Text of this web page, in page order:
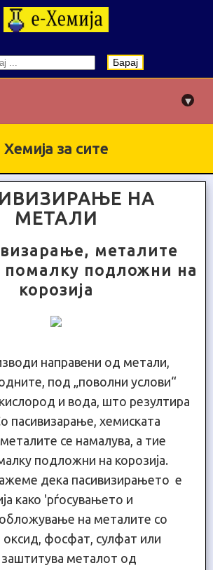
Барај
▾
Хемија за сите
НА
МЕТАЛИ
металите
помалку подложни на
корозија
направени од метали,
под „поволни услови“
и вода, што резултира
пасивизарање, хемиската
се намалува, а тие
подложни на корозија.
дека пасивизирањето е
како 'рѓосувањето и
на металите со
оксид, фосфат, сулфат или
заштитува металот од